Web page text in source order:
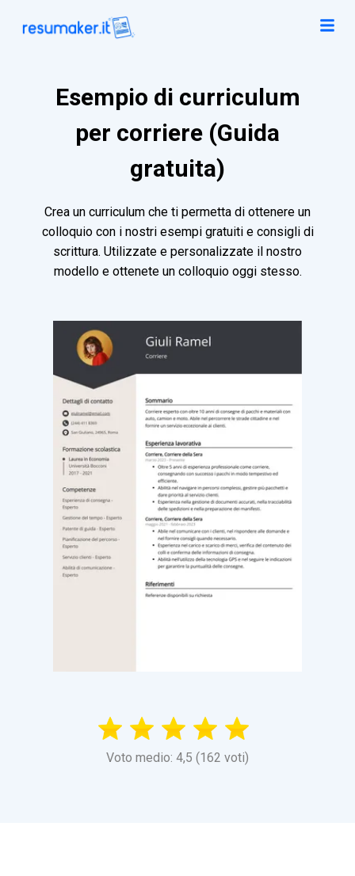
Esempio di curriculum
per corriere (Guida
gratuita)
Crea un curriculum che ti permetta di ottenere un
colloquio con i nostri esempi gratuiti e consigli di
scrittura. Utilizzate e personalizzate il nostro
modello e ottenete un colloquio oggi stesso.
Voto medio: 4,5 (162 voti)